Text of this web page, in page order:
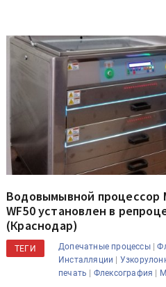
Водовымывной процессор
WF50 установлен в
(Краснодар)
ТЕГИ Допечатные процессы|
Инсталляции |
печать | Флексография |